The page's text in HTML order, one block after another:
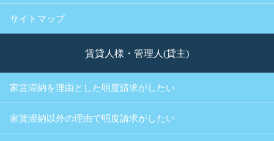
サイトマップ
賃貸人様・管理人(貸主)
家賃滞納を理由とした明度請求がしたい
家賃滞納以外の理由で明度請求がしたい